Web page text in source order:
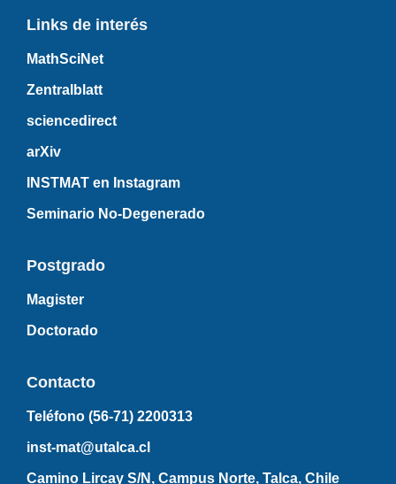
Links de interés
MathSciNet
Zentralblatt
sciencedirect
arXiv
INSTMAT en Instagram
Seminario No-Degenerado
Postgrado
Magister
Doctorado
Contacto
Teléfono (56-71) 2200313
inst-mat@utalca.cl
Camino Lircay S/N, Campus Norte, Talca, Chile